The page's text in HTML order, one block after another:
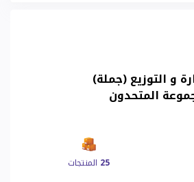
و التوزيع (جملة)
المتحدون
25 المنتجات